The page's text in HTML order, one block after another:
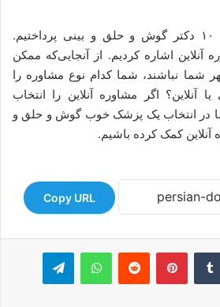
در این مقاله به معرفی ۱۰ دکتر گوش و حلق و بینی پرداختیم.
آنلاین اشاره کردیم. از آن­جایی‌که ممکن
شما نباشند، شما کدام نوع مشاوره را
آنلاین؟ اگر مشاوره آنلاین را انتخاب
در انتخاب یک پزشک خوب گوش و حلق و
آنلاین کمک کرده باشیم.
Copy URL
‫تامبلر ‫پین‌ترست‫رددیت واتس آپ تلگرام